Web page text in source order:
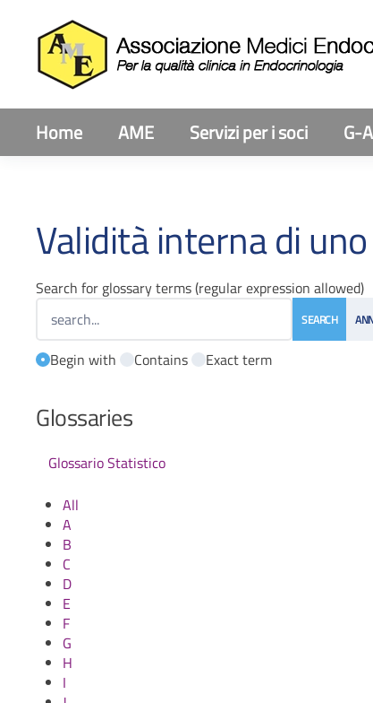
Home AME Servizi per i soci G-
Validità interna di
Search for glossary terms (regular expression allowed)
Begin with Contains Exact term
Glossaries
Glossario Statistico
All
A
B
C
D
E
F
G
H
I